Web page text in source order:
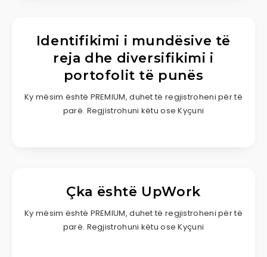
Identifikimi i mundësive të
reja dhe diversifikimi i
portofolit të punës
Ky mësim është PREMIUM, duhet të regjistroheni për të
parë. Regjistrohuni këtu ose Kyçuni
Çka është UpWork
Ky mësim është PREMIUM, duhet të regjistroheni për të
parë. Regjistrohuni këtu ose Kyçuni